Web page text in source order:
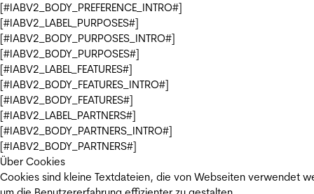
[#IABV2_BODY_PREFERENCE_INTRO#]
[#IABV2_LABEL_PURPOSES#]
[#IABV2_BODY_PURPOSES_INTRO#]
[#IABV2_BODY_PURPOSES#]
[#IABV2_LABEL_FEATURES#]
[#IABV2_BODY_FEATURES_INTRO#]
[#IABV2_BODY_FEATURES#]
[#IABV2_LABEL_PARTNERS#]
[#IABV2_BODY_PARTNERS_INTRO#]
[#IABV2_BODY_PARTNERS#]
Über Cookies
Cookies sind kleine Textdateien, die von Webseiten verwendet